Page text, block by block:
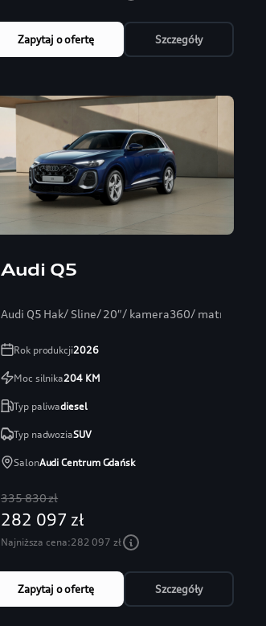
Zapytaj o ofertę Szczegóły
Audi Q5
Audi Q5 Hak/ Sline/ 20″/ kamera360/ matrixLED/
Rok produkcji2026
Moc silnika204KM
Typ paliwadiesel
Typ nadwoziaSUV
SalonAudi Centrum Gdańsk
335 830 zł
282 097 zł
Najniższa cena:282 097 zł
Zapytaj o ofertę Szczegóły